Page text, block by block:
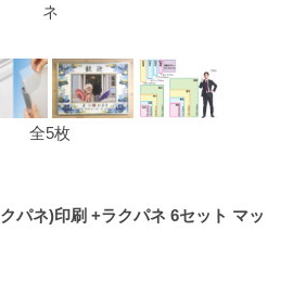
ネ
全5枚
パネ)印刷 +ラクパネ 6セット マッ